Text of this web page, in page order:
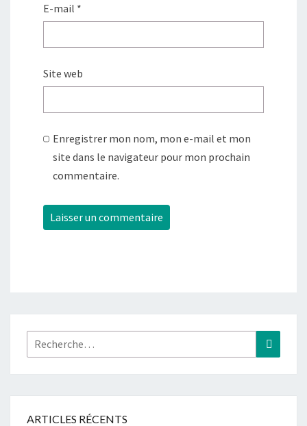
E-mail *
Site web
Enregistrer mon nom, mon e-mail et mon
site dans le navigateur pour mon prochain
commentaire.
Rechercher :
ARTICLES RÉCENTS